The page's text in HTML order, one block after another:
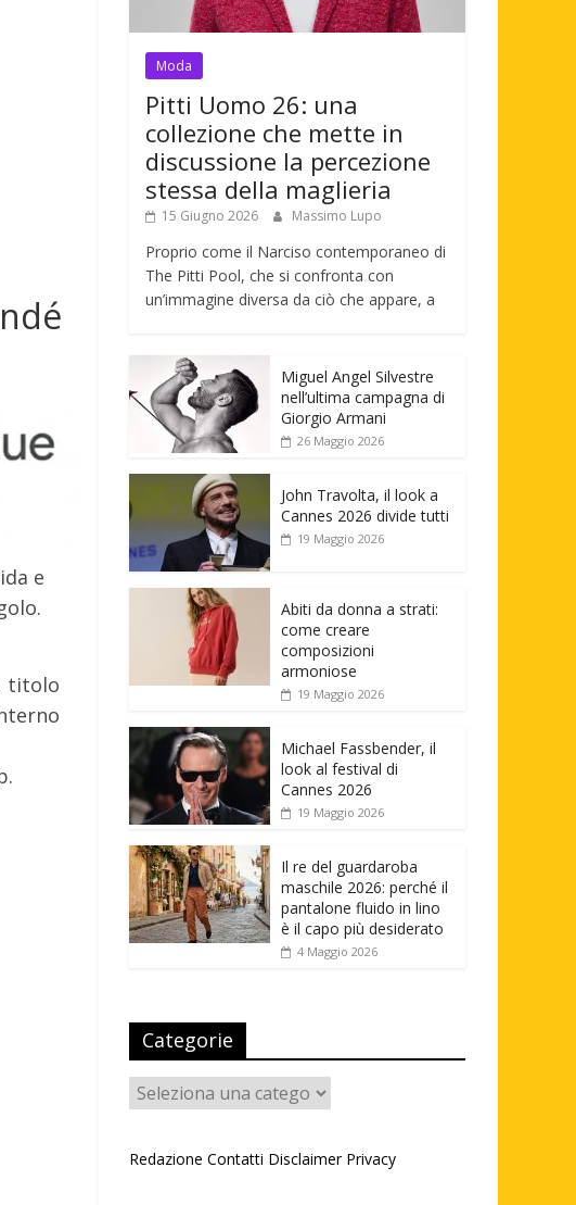
e
titolo
Moda
Pitti Uomo 26: una
collezione che mette in
discussione la percezione
stessa della maglieria
15 Giugno 2026 Massimo Lupo
Proprio come il Narciso contemporaneo di
The Pitti Pool, che si confronta con
un’immagine diversa da ciò che appare, a
Miguel Angel Silvestre
nell’ultima campagna di
Giorgio Armani
26 Maggio 2026
John Travolta, il look a
Cannes 2026 divide tutti
19 Maggio 2026
Abiti da donna a strati:
come creare
composizioni
armoniose
19 Maggio 2026
Michael Fassbender, il
look al festival di
Cannes 2026
19 Maggio 2026
Il re del guardaroba
maschile 2026: perché il
pantalone fluido in lino
è il capo più desiderato
4 Maggio 2026
Categorie
Categorie
Redazione Contatti Disclaimer Privacy